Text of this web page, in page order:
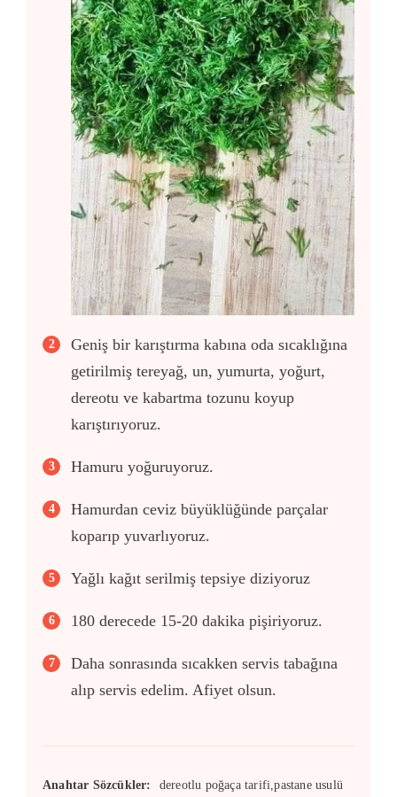
Geniş bir karıştırma kabına oda sıcaklığına
getirilmiş tereyağ, un, yumurta, yoğurt,
dereotu ve kabartma tozunu koyup
karıştırıyoruz.
Hamuru yoğuruyoruz.
Hamurdan ceviz büyüklüğünde parçalar
koparıp yuvarlıyoruz.
Yağlı kağıt serilmiş tepsiye diziyoruz
180 derecede 15-20 dakika pişiriyoruz.
Daha sonrasında sıcakken servis tabağına
alıp servis edelim. Afiyet olsun.
Anahtar Sözcükler:
dereotlu poğaça tarifi,pastane usulü